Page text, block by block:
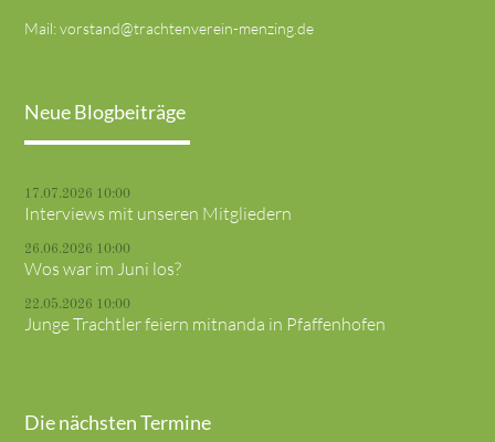
Mail:vorstand@trachtenverein-menzing.de
Neue Blogbeiträge
17.07.2026 10:00
Interviews mit unseren Mitgliedern
26.06.2026 10:00
Wos war im Juni los?
22.05.2026 10:00
Junge Trachtler feiern mitnanda in Pfaffenhofen
Die nächsten Termine